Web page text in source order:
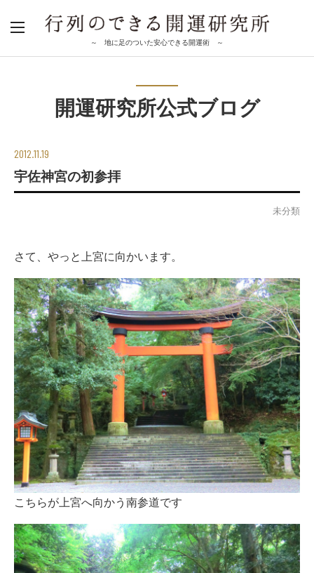
～ 地に足のついた安心できる開運術 ～
開運研究所公式ブログ
2012.11.19
宇佐神宮の初参拝
未分類
さて、やっと上宮に向かいます。
こちらが上宮へ向かう南参道です